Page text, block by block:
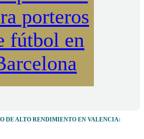
porteros
fútbol en
DE ALTO RENDIMIENTO EN VALENCIA: